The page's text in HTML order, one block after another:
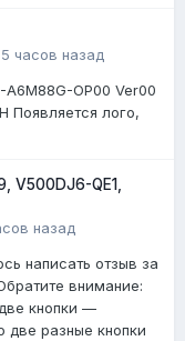
5 часов назад
A6M88G-OP00 Ver00
Появляется лого,
V500DJ6-QE1,
назад
написать отзыв за
внимание:
кнопки —
две разные кнопки